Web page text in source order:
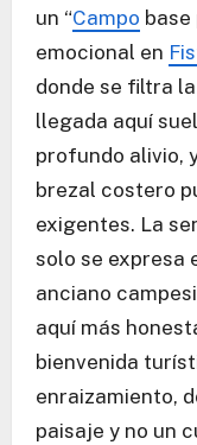
un “Campo
emocional en
donde se filtra
llegada aquí
profundo alivio,
brezal costero
exigentes. La
solo se expresa
anciano
aquí más
bienvenida
enraizamiento,
paisaje y no un